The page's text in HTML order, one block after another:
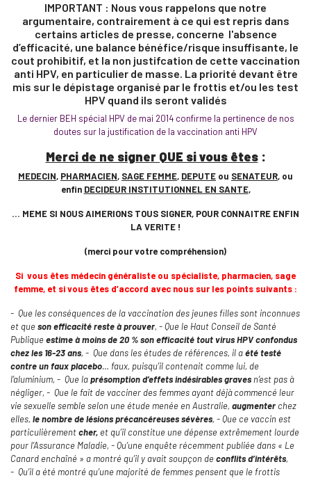
IMPORTANT : Nous vous rappelons que notre
argumentaire, contrairement à ce qui est repris dans
certains articles de presse, concerne l'absence
d’efficacité, une balance bénéfice/risque insuffisante, le
cout prohibitif, et la non justifcation de cette vaccination
anti HPV, en particulier de masse. La priorité devant être
mis sur le dépistage organisé par le frottis et/ou les test
HPV quand ils seront validés
Le dernier BEH spécial HPV de mai 2014 confirme la pertinence de nos
doutes sur la justification de la vaccination anti HPV
Merci de ne signer QUE si vous êtes:
MEDECIN, PHARMACIEN, SAGE FEMME, DEPUTE ou SENATEUR, ou
enfin DECIDEUR INSTITUTIONNEL EN SANTE,
… MEME SI NOUS AIMERIONS TOUS SIGNER, POUR CONNAITRE ENFIN
LA VERITE !
(merci pour votre compréhension)
Si vous êtes médecin généraliste ou spécialiste, pharmacien, sage
femme, et si vous êtes d’accord avec nous sur les points suivants :
- Que les conséquences de la vaccination des jeunes filles sont inconnues
et queson efficacité reste à prouver, - Que le Haut Conseil de Santé
Publiqueestime à moins de 20 % son efficacité tout virus HPV confondus
chez les 16-23 ans, - Que dans les études de références, il aété testé
contre un faux placebo… faux, puisqu’il contenait comme lui, de
l’aluminium, - Que laprésomption d’effets indésirables graves n’est pas à
négliger, - Que le fait de vacciner des femmes ayant déjà commencé leur
vie sexuelle semble selon une étude menée en Australie, augmenter chez
elles, le nombre de lésions précancéreuses sévères, -Que ce vaccin est
particulièrementcher, et qu’il constitue une dépense extrêmement lourde
pour l’Assurance Maladie, -Qu’une enquête récemment publiée dans « Le
Canard enchaîné » a montré qu’il y avait soupçon deconflits d’intérêts,
- Qu’il a été montré qu’une majorité de femmes pensent que le frottis